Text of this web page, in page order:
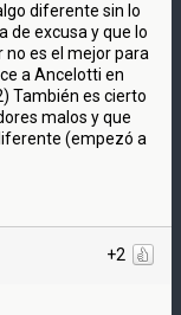
diferente sin lo
de excusa y que lo
no es el mejor para
a Ancelotti en
También es cierto
malos y que
(empezó a
+2